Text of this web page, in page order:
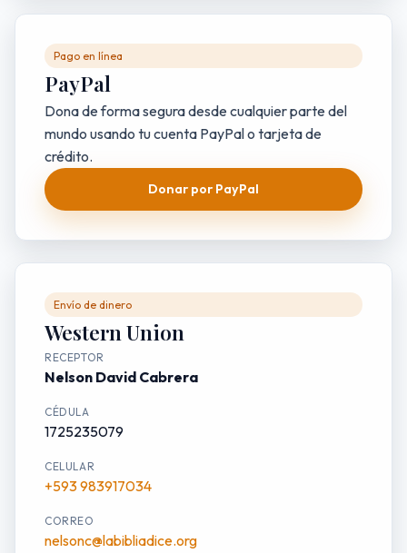
Pago en línea
PayPal
Dona de forma segura desde cualquier parte del
mundo usando tu cuenta PayPal o tarjeta de
crédito.
Donar por PayPal
Envío de dinero
Western Union
RECEPTOR
Nelson David Cabrera
CÉDULA
1725235079
CELULAR
+593 983917034
CORREO
nelsonc@labibliadice.org